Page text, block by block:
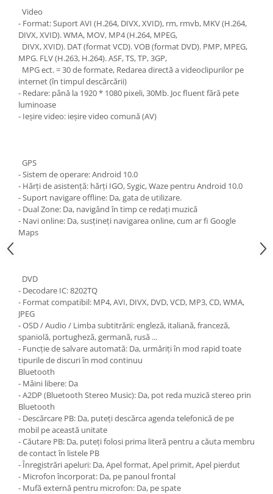
Video
- Format: Suport AVI (H.264, DIVX, XVID), rm, rmvb, MKV (H.264,
DIVX, XVID). WMA, MOV, MP4 (H.264, MPEG,
DIVX, XVID). DAT (format VCD). VOB (format DVD). PMP, MPEG,
MPG. FLV (H.263, H.264). ASF, TS, TP, 3GP,
MPG ect. = 30 de formate, Redarea directă a videoclipurilor pe
internet (în timpul descărcării)
- Redare: până la 1920 * 1080 pixeli, 30Mb. Joc fluent fără pete
luminoase
- Ieșire video: ieșire video comună (AV)
GPS
- Sistem de operare: Android 10.0
- Hărți de asistență: hărți IGO, Sygic, Waze pentru Android 10.0
- Suport navigare offline: Da, gata de utilizare.
- Dual Zone: Da, navigând în timp ce redați muzică
- Navi online: Da, susțineți navigarea online, cum ar fi Google
Maps
DVD
- Decodare IC: 8202TQ
- Format compatibil: MP4, AVI, DIVX, DVD, VCD, MP3, CD, WMA,
JPEG
- OSD / Audio / Limba subtitrării: engleză, italiană, franceză,
spaniolă, portugheză, germană, rusă ...
- Funcție de salvare automată: Da, urmăriți în mod rapid toate
tipurile de discuri în mod continuu
Bluetooth
- Mâini libere: Da
- A2DP (Bluetooth Stereo Music): Da, pot reda muzică stereo prin
Bluetooth
- Descărcare PB: Da, puteți descărca agenda telefonică de pe
mobil pe această unitate
- Căutare PB: Da, puteți folosi prima literă pentru a căuta membru
de contact în listele PB
- Înregistrări apeluri: Da, Apel format, Apel primit, Apel pierdut
- Microfon încorporat: Da, pe panoul frontal
- Mufă externă pentru microfon: Da, pe spate